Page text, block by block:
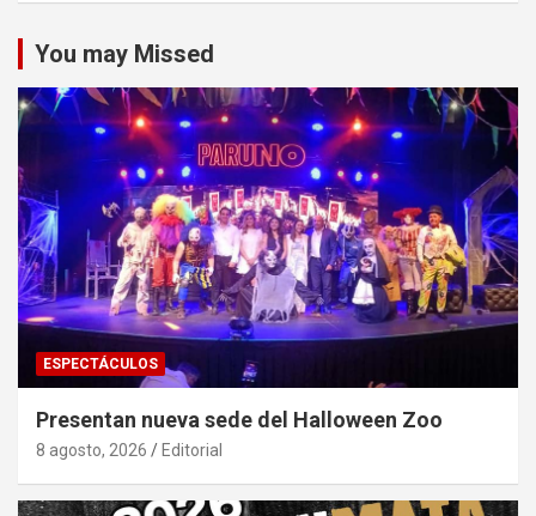
You may Missed
ESPECTÁCULOS
Presentan nueva sede del Halloween Zoo
8 agosto, 2026 Editorial